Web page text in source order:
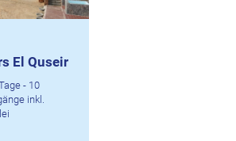
El Quseir
- 10
inkl.